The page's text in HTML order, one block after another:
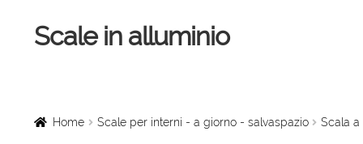
Vai
alla
Vai
al
Scale in alluminio
Scale a chiocciola
Home Scale per interni - a giorno - salvaspazio Scala a